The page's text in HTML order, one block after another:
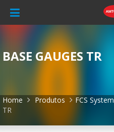
BASE GAUGES TR
Home Produtos FCS System
TR